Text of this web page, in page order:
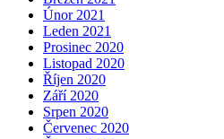
Únor 2021
Leden 2021
Prosinec 2020
Listopad 2020
Říjen 2020
Září 2020
Srpen 2020
Červenec 2020